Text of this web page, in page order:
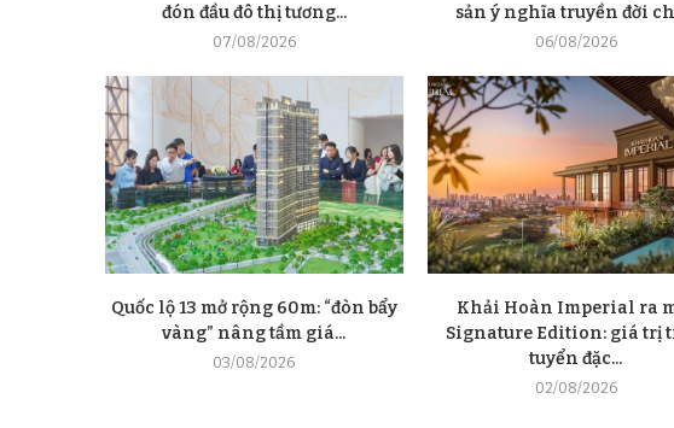
đón đầu đô thị tương...
07/08/2026
sản ý nghĩa truyền đời
06/08/2026
Quốc lộ 13 mở rộng 60m: “đòn bẩy
vàng” nâng tầm giá...
03/08/2026
Khải Hoàn Imperial ra
Signature Edition: giá trị
tuyển đặc...
02/08/2026